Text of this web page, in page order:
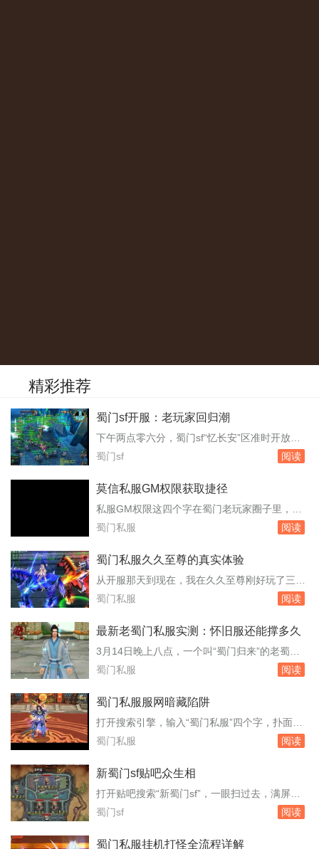
精彩推荐
蜀门sf开服：老玩家回归潮
下午两点零六分，蜀门sf“忆长安”区准时开放。
注册人数在开服前三天就突破了八千，但真正让
是挤爆了登录队列。频道里有人刷屏喊“进不
面。服务器里，成都城门口早已密密麻麻站满了
拿新手剑的玩家，木桩旁刷出金色伤害数字的速
蜀门sf 阅读
莫信私服GM权限获取捷径
私服GM权限这四个字在蜀门老玩家圈子里，隔
一阵就会冒出来一次。有人发帖卖教程，有人晒
号“拿”了。这些消息看多了，难免有人动心，想
性。但冷静下来看，所谓获取GM权限的路子，
十有八九是骗局，剩下那一点，踩进去就是刑事
蜀门私服 阅读
蜀门私服久久至尊的真实体验
从开服那天到现在，我在久久至尊刚好玩了三个
月。账号里那个峨眉角色停在九十三级，装备是
三，镶嵌的石头全是五级。之所以选这个服，是
看，晚上八点成都城摆摊的玩家把路堵得严严实
实，飞剑坐骑的光效几乎盖住了地面。这种热闹
蜀门私服 阅读
最新老蜀门私服实测：怀旧服还能撑多久
3月14日晚上八点，一个叫“蜀门归来”的老蜀门
私服无声无息地开服了。没有官网公告，没有广
一时间挤进去，发现服务器列表里已经排了三百
年。玩了一周，我把它当成一个活样本，想看看
这款快二十年的游戏，换了私服运营后到底还
蜀门私服 阅读
蜀门私服服网暗藏陷阱
打开搜索引擎，输入“蜀门私服”四个字，扑面而
来的是大量标榜“独家版本”“无限元宝”“上线满
甚至直接盗用官方标识，让人难以分辨。它们便
业。许多玩家在这里不仅没体验到游戏乐趣，反
而掉了账号，丢了钱财。私服的架设并不复
蜀门私服 阅读
新蜀门sf贴吧众生相
打开贴吧搜索“新蜀门sf”，一眼扫过去，满屏
的“开服”“版本”“老玩家回归”。这个吧不长不短的
沉在底部长着青苔，但每天仍有新帖冒出来，像
蜀门sf 阅读
蜀门私服挂机打怪全流程详解